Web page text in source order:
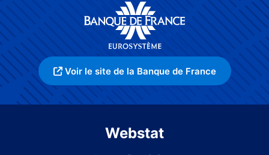
Voir le site de la Banque de France
Webstat